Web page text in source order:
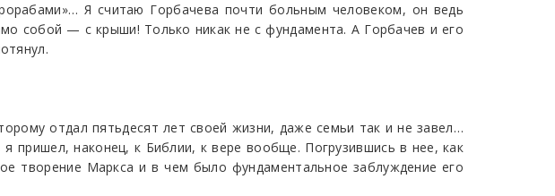
Я считаю Горбачева почти больным человеком, он ведь
собой — с крыши! Только никак не с фундамента. А Горбачев и его
отдал пятьдесят лет своей жизни, даже семьи так и не завел…
пришел, наконец, к Библии, к вере вообще. Погрузившись в нее, как
творение Маркса и в чем было фундаментальное заблуждение его